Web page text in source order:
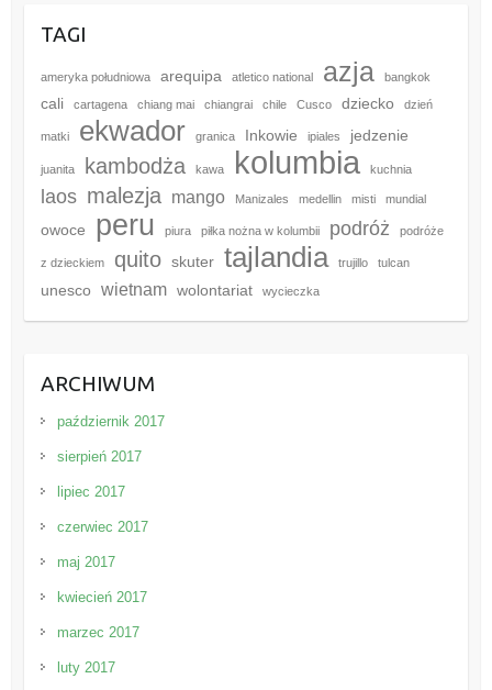
TAGI
ameryka południowa arequipa atletico national azja bangkok
cali cartagena chiang mai chiangrai chile Cusco dziecko dzień
matki ekwador granica Inkowie ipiales jedzenie
juanita kambodża kawa kolumbia kuchnia
laos malezja mango Manizales medellin misti mundial
owoce peru piura piłka nożna w kolumbii podróż podróże
z dzieckiem quito skuter tajlandia trujillo tulcan
unesco wietnam wolontariat wycieczka
ARCHIWUM
październik 2017
sierpień 2017
lipiec 2017
czerwiec 2017
maj 2017
kwiecień 2017
marzec 2017
luty 2017